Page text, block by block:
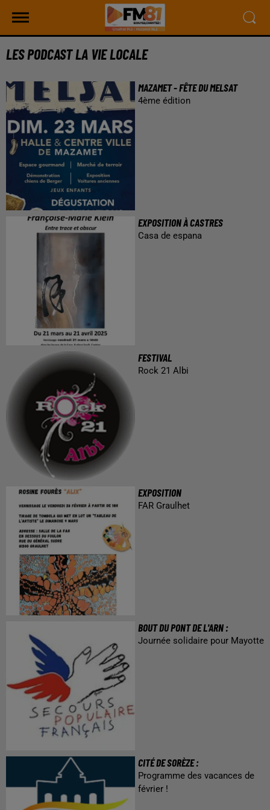
LES PODCAST LA VIE LOCALE
MAZAMET - FÊTE DU MELSAT
4ème édition
EXPOSITION À CASTRES
Casa de espana
FESTIVAL
Rock 21 Albi
EXPOSITION
FAR Graulhet
BOUT DU PONT DE L'ARN :
Journée solidaire pour Mayotte
CITÉ DE SORÈZE :
Programme des vacances de
février !